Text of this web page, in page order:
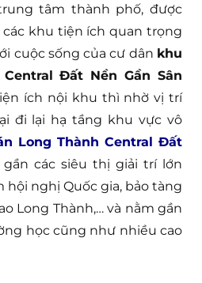
tâm thành phố, được
khu tiện ích quan trọng
cuộc sống của cư dân khu
Đất Nền Gần Sân
ích nội khu thì nhờ vị trí
đi lại hạ tầng khu vực vô
Long Thành Central Đất
các siêu thị giải trí lớn
hội nghị Quốc gia, bảo tàng
Long Thành,… và nằm gần
học cũng như nhiều cao